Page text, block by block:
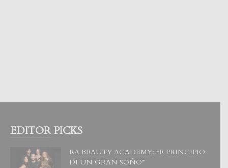
EDITOR PICKS
RA BEAUTY ACADEMY: “E PRINCIPIO
DI UN GRAN SOÑO”